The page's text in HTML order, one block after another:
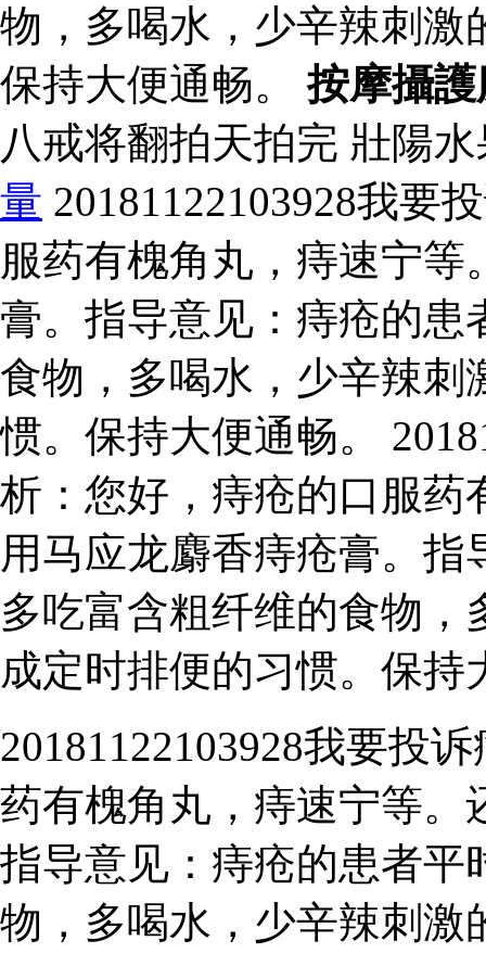
物，多喝水，少辛辣刺激
保持大便通畅。按摩攝護
八戒将翻拍天拍完 壯陽
量 20181122103928我要
服药有槐角丸，痔速宁
膏。指导意见：痔疮的患
食物，多喝水，少辛辣刺
惯。保持大便通畅。
析：您好，痔疮的口服药
用马应龙麝香痔疮膏。
多吃富含粗纤维的食物
成定时排便的习惯。保持
20181122103928我要投
药有槐角丸，痔速宁等。
指导意见：痔疮的患者平
物，多喝水，少辛辣刺激